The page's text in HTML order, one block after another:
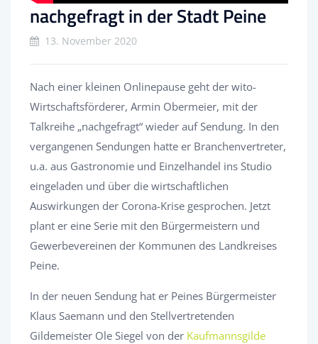
nachgefragt in der Stadt Peine
13. November 2020
Nach einer kleinen Onlinepause geht der wito-
Wirtschaftsförderer, Armin Obermeier, mit der
Talkreihe „nachgefragt“ wieder auf Sendung. In den
vergangenen Sendungen hatte er Branchenvertreter,
u.a. aus Gastronomie und Einzelhandel ins Studio
eingeladen und über die wirtschaftlichen
Auswirkungen der Corona-Krise gesprochen. Jetzt
plant er eine Serie mit den Bürgermeistern und
Gewerbevereinen der Kommunen des Landkreises
Peine.
In der neuen Sendung hat er Peines Bürgermeister
Klaus Saemann und den Stellvertretenden
Gildemeister Ole Siegel von der Kaufmannsgilde